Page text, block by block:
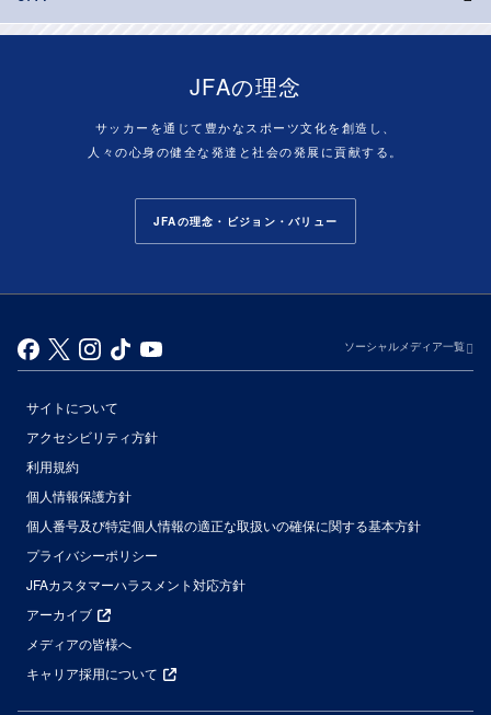
JFAの理念
サッカーを通じて豊かなスポーツ文化を創造し、
人々の心身の健全な発達と社会の発展に貢献する。
JFAの理念・ビジョン・バリュー
ソーシャルメディア一覧
サイトについて
アクセシビリティ方針
利用規約
個人情報保護方針
個人番号及び特定個人情報の適正な取扱いの確保に関する基本方針
プライバシーポリシー
JFAカスタマーハラスメント対応方針
アーカイブ
メディアの皆様へ
キャリア採用について